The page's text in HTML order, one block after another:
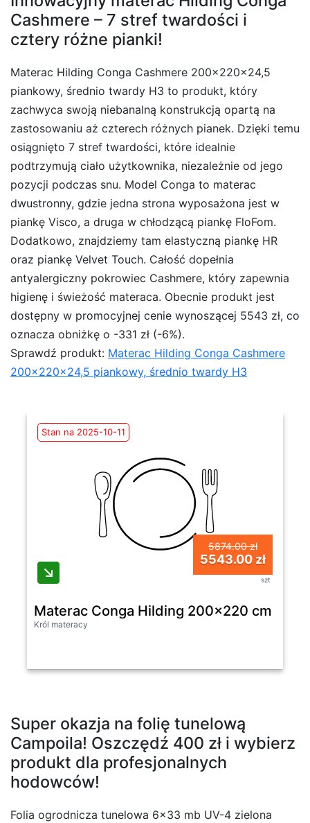
Cashmere – 7 stref twardości i
cztery różne pianki!
Materac Hilding Conga Cashmere 200x220x24,5
piankowy, średnio twardy H3 to produkt, który
zachwyca swoją niebanalną konstrukcją opartą na
zastosowaniu aż czterech różnych pianek. Dzięki temu
osiągnięto 7 stref twardości, które idealnie
podtrzymują ciało użytkownika, niezależnie od jego
pozycji podczas snu. Model Conga to materac
dwustronny, gdzie jedna strona wyposażona jest w
piankę Visco, a druga w chłodzącą piankę FloFom.
Dodatkowo, znajdziemy tam elastyczną piankę HR
oraz piankę Velvet Touch. Całość dopełnia
antyalergiczny pokrowiec Cashmere, który zapewnia
higienę i świeżość materaca. Obecnie produkt jest
dostępny w promocyjnej cenie wynoszącej 5543 zł, co
oznacza obniżkę o -331 zł (-6%).
Sprawdź produkt: Materac Hilding Conga Cashmere
200x220x24,5 piankowy, średnio twardy H3
Stan na 2025-10-11
5874.00 zł
5543.00 zł
szt
Materac Conga Hilding 200x220 cm
Król materacy
Super okazja na folię tunelową
Campoila! Oszczędź 400 zł i wybierz
produkt dla profesjonalnych
hodowców!
Folia ogrodnicza tunelowa 6×33 mb UV-4 zielona